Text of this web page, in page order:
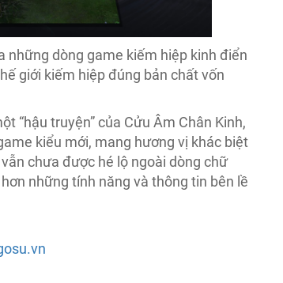
những dòng game kiếm hiệp kinh điển
giới kiếm hiệp đúng bản chất vốn
“hậu truyện” của Cửu Âm Chân Kinh,
kiểu mới, mang hương vị khác biệt
chưa được hé lộ ngoài dòng chữ
những tính năng và thông tin bên lề